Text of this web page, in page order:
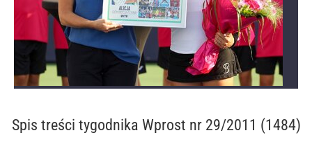
Spis treści tygodnika Wprost nr 29/2011 (1484)